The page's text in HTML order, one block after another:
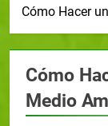
Cómo Hacer
Cómo
Medio
EDUCACIÓN
EMPRESARIAL